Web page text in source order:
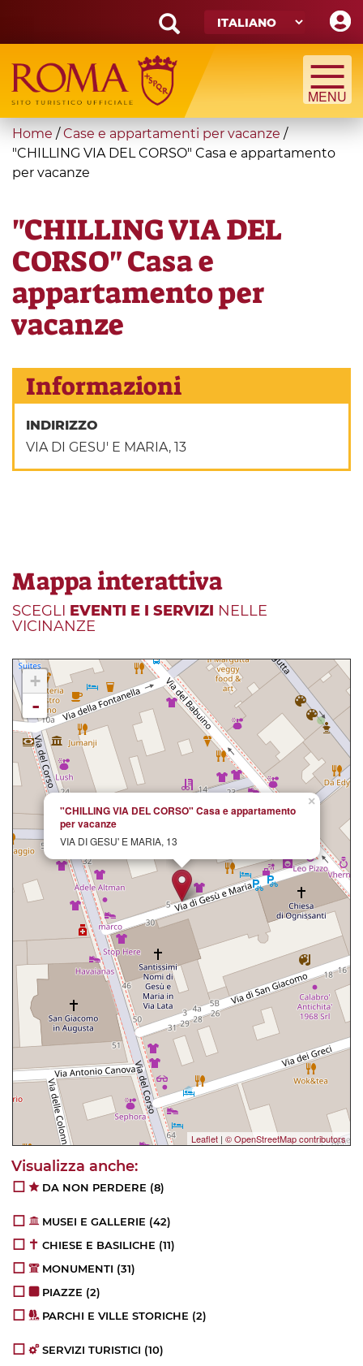
main
content
Search
form
Cerca
You
are
here
Home / Case e appartamenti per vacanze /
"CHILLING VIA DEL CORSO" Casa e appartamento
per vacanze
"CHILLING VIA DEL
CORSO" Casa e
appartamento per
vacanze
Informazioni
INDIRIZZO
VIA DI GESU' E MARIA, 13
Mappa interattiva
SCEGLI EVENTI E I SERVIZI NELLE
VICINANZE
×
"CHILLING VIA DEL CORSO" Casa e appartamento
per vacanze
VIA DI GESU' E MARIA, 13
+
-
Leaflet | © OpenStreetMap contributors
DA NON PERDERE (8)
MUSEI E GALLERIE (42)
CHIESE E BASILICHE (11)
MONUMENTI (31)
PIAZZE (2)
PARCHI E VILLE STORICHE (2)
SERVIZI TURISTICI (10)